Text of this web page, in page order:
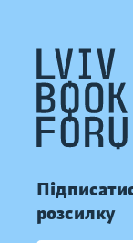
розсилку